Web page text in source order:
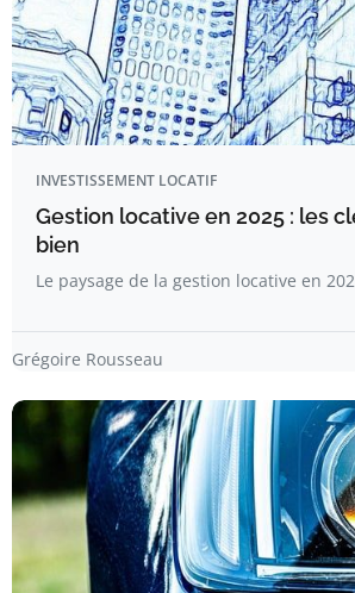
INVESTISSEMENT LOCATIF
Gestion locative en 2025 : les
bien
Le paysage de la gestion locative en
Grégoire Rousseau